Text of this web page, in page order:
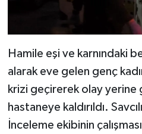
Hamile eşi ve karnındaki
alarak eve gelen genç
krizi geçirerek olay yerine
hastaneye kaldırıldı.
İnceleme ekibinin